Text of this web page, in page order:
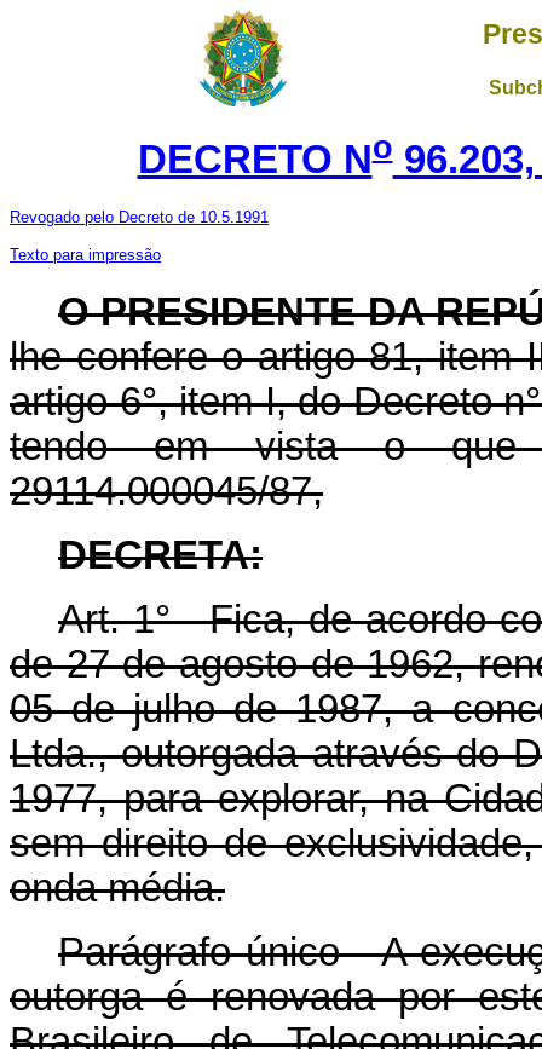
DECRETO No96.203,
Revogado pelo Decreto de 10.5.1991
Texto para impressão
O PRESIDENTE DA
lhe confere o artigo 81, item
artigo 6°, item I, do Decreto
tendo em vista o que
29114.000045/87,
DECRETA:
Art. 1° - Fica, de acordo
de 27 de agosto de 1962,
05 de julho de 1987, a
Ltda., outorgada através do
1977, para explorar, na
sem direito de
onda média.
Parágrafo único - A
outorga é renovada por